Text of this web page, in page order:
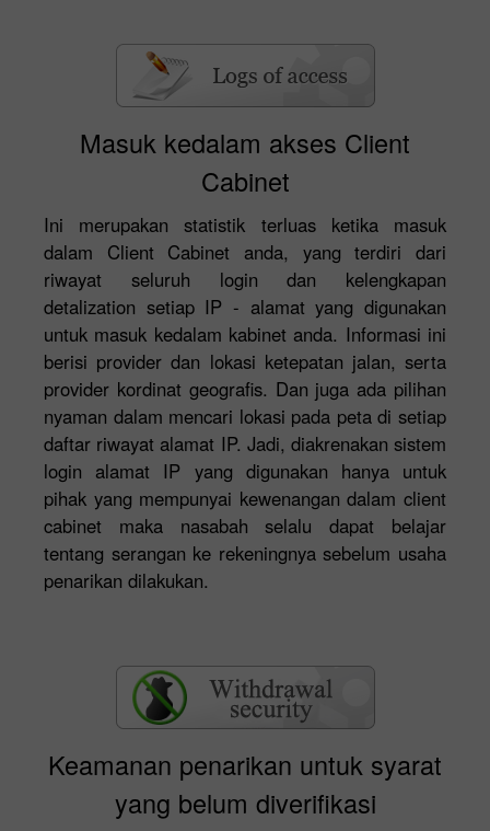
Masuk kedalam akses Client
Cabinet
Ini merupakan statistik terluas ketika masuk
dalam Client Cabinet anda, yang terdiri dari
riwayat seluruh login dan kelengkapan
detalization setiap IP - alamat yang digunakan
untuk masuk kedalam kabinet anda. Informasi ini
berisi provider dan lokasi ketepatan jalan, serta
provider kordinat geografis. Dan juga ada pilihan
nyaman dalam mencari lokasi pada peta di setiap
daftar riwayat alamat IP. Jadi, diakrenakan sistem
login alamat IP yang digunakan hanya untuk
pihak yang mempunyai kewenangan dalam client
cabinet maka nasabah selalu dapat belajar
tentang serangan ke rekeningnya sebelum usaha
penarikan dilakukan.
Keamanan penarikan untuk syarat
yang belum diverifikasi